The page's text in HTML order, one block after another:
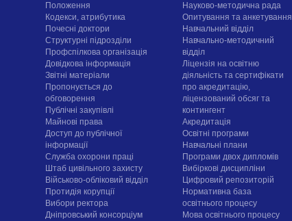
Положення
Кодекси, атрибутика
Почесні доктори
Структурні підрозділи
Профспілкова організація
Довідкова інформація
Звітні матеріали
Пропонується до
обговорення
Публічні закупівлі
Майнові права
Доступ до публічної
інформації
Служба охорони праці
Штаб цивільного захисту
Військово-обліковий відділ
Протидія корупції
Вибори ректора
Дніпровський консорціум
Науково-методична рада
Опитування та анкетування
Навчальний відділ
Навчально-методичний
відділ
Ліцензія на освітню
діяльність та сертифікати
про акредитацію,
ліцензований обсяг та
контингент
Акредитація
Освітні програми
Навчальні плани
Програми двох дипломів
Вибіркові дисципліни
Цифровий репозиторій
Нормативна база
освітнього процесу
Мова освітнього процесу